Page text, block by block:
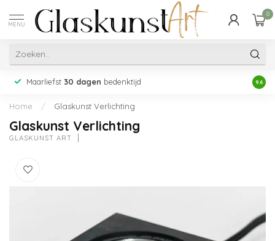
MENU
0
Maarliefst 30 dagen bedenktijd 9.6
Home / Glaskunst Verlichting
Glaskunst Verlichting
GLASKUNST ART